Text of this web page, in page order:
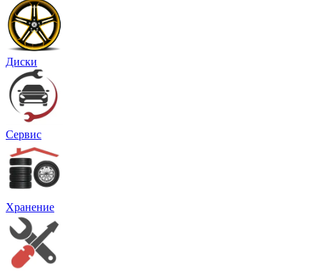
Диски
Сервис
Хранение